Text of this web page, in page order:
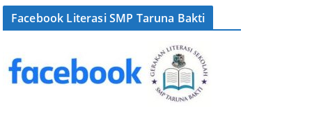
Facebook Literasi SMP Taruna Bakti